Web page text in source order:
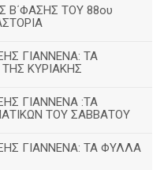
ΤΟΥ 88ου
ΓΙΑΝΝΕΝΑ: ΤΑ
ΚΥΡΙΑΚΗΣ
ΓΙΑΝΝΕΝΑ :ΤΑ
ΤΟΥ ΣΑΒΒΑΤΟΥ
ΓΙΑΝΝΕΝΑ: ΤΑ ΦΥΛΛΑ